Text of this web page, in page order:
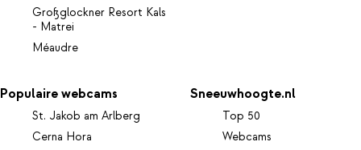
Großglockner Resort Kals
- Matrei
Méaudre
Populaire webcams
St. Jakob am Arlberg
Cerna Hora
Sneeuwhoogte.nl
Top 50
Webcams